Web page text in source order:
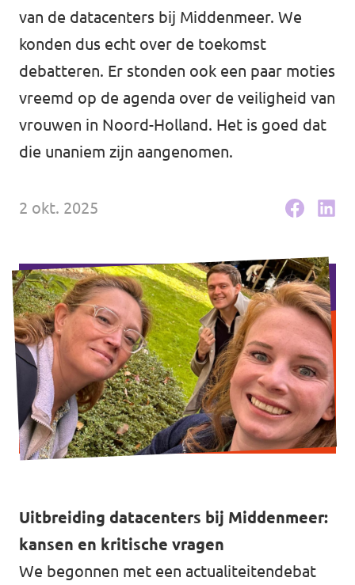
Vacatures
van de datacenters bij Middenmeer. We
konden dus echt over de toekomst
debatteren. Er stonden ook een paar moties
vreemd op de agenda over de veiligheid van
vrouwen in Noord-Holland. Het is goed dat
die unaniem zijn aangenomen.
2 okt. 2025
Uitbreiding datacenters bij Middenmeer:
kansen en kritische vragen
We begonnen met een actualiteitendebat